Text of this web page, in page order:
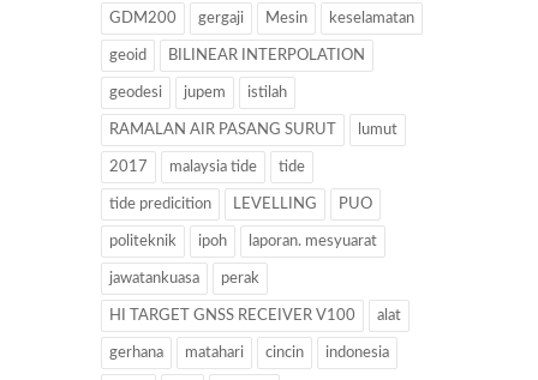
GDM200 gergaji Mesin keselamatan
geoid BILINEAR INTERPOLATION
geodesi jupem istilah
RAMALAN AIR PASANG SURUT lumut
2017 malaysia tide tide
tide predicition LEVELLING PUO
politeknik ipoh laporan. mesyuarat
jawatankuasa perak
HI TARGET GNSS RECEIVER V100 alat
gerhana matahari cincin indonesia